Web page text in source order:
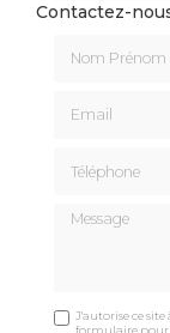
Contactez-
Message
J'autorise ce site